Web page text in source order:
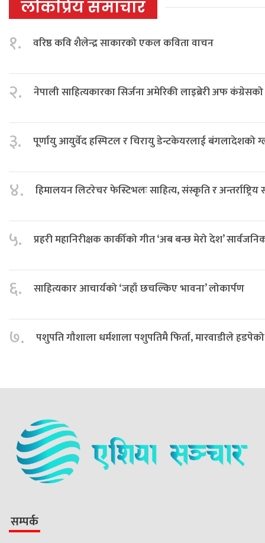
लोकप्रिय समाचार
१. वरिष्ठ कवि शैलेन्द्र साकारको एकल कविता वाचन
२. नेपाली साहित्यकारका सिर्जना अमेरिकी लाइब्रेरी अफ
३. पूर्णायु आयुर्वेद हस्पिटल र चिरायु डेन्टकेयरलाई बंगलादेशको
४. हिमालयन लिटरेचर फेस्टिभलः साहित्य, संस्कृति र अन्तर्राष्ट्रिय
५. प्रहरी महानिरीक्षक कार्कीको गीत ‘अब बन्छ मेरो देश’
६. साहित्यकार आचार्यको ‘जहाँ छचल्किए भावना’ लोकार्पण
७. पशुपति गौशाला धर्मशाला पशुपतिमै फिर्ता, मारवाडीले
सम्पर्क